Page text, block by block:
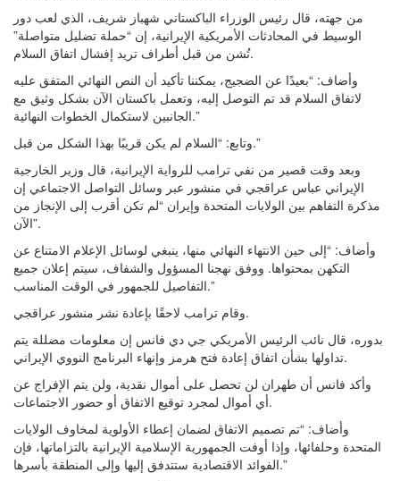
من جهته، قال رئيس الوزراء الباكستاني شهباز شريف، الذي لعب دور
الوسيط في المحادثات الأمريكية الإيرانية، إن “حملة تضليل متواصلة”
تُشن من قبل أطراف تريد إفشال اتفاق السلام.
وأضاف: “بعيدًا عن الضجيج، يمكننا تأكيد أن النص النهائي المتفق عليه
لاتفاق السلام قد تم التوصل إليه، وتعمل باكستان الآن بشكل وثيق مع
الجانبين لاستكمال الخطوات النهائية.”
وتابع: “السلام لم يكن قريبًا بهذا الشكل من قبل.”
وبعد وقت قصير من نفي ترامب للرواية الإيرانية، قال وزير الخارجية
الإيراني عباس عراقجي في منشور عبر وسائل التواصل الاجتماعي إن
مذكرة التفاهم بين الولايات المتحدة وإيران “لم تكن أقرب إلى الإنجاز من
الآن”.
وأضاف: “إلى حين الانتهاء النهائي منها، ينبغي لوسائل الإعلام الامتناع عن
التكهن بمحتواها. ووفق نهجنا المسؤول والشفاف، سيتم إعلان جميع
التفاصيل للجمهور في الوقت المناسب.”
وقام ترامب لاحقًا بإعادة نشر منشور عراقجي.
بدوره، قال نائب الرئيس الأمريكي جي دي فانس إن معلومات مضللة يتم
تداولها بشأن اتفاق إعادة فتح هرمز وإنهاء البرنامج النووي الإيراني.
وأكد فانس أن طهران لن تحصل على أموال نقدية، ولن يتم الإفراج عن
أي أموال لمجرد توقيع الاتفاق أو حضور الاجتماعات.
وأضاف: “تم تصميم الاتفاق لضمان إعطاء الأولوية لمخاوف الولايات
المتحدة وحلفائها، وإذا أوفت الجمهورية الإسلامية الإيرانية بالتزاماتها، فإن
الفوائد الاقتصادية ستتدفق إليها وإلى المنطقة بأسرها.”